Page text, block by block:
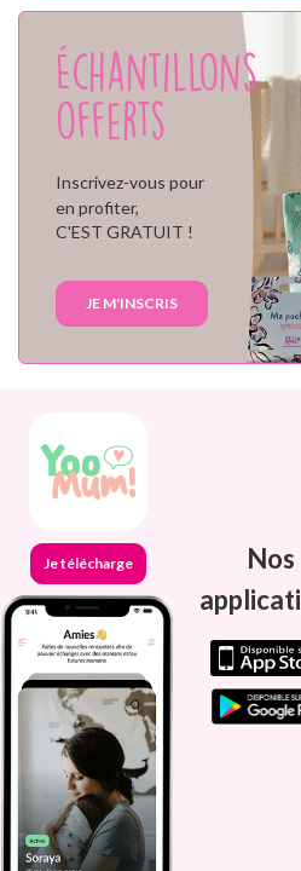
Échantillons
offerts
Inscrivez-vous pour
en profiter,
C'EST GRATUIT !
JE M'INSCRIS
Je télécharge
Nos